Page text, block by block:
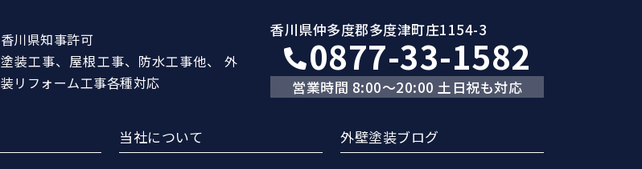
香川県知事許可
塗装工事、屋根工事、防水工事他、 外
装リフォーム工事各種対応
香川県仲多度郡多度津町庄1154-3
0877-33-1582
営業時間 8:00～20:00 土日祝も対応
当社について 外壁塗装ブログ